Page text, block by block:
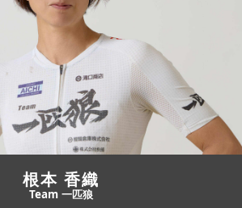
加盟・登録
エントリー
ROAD SERIESとは
根本 香織
Team 一匹狼